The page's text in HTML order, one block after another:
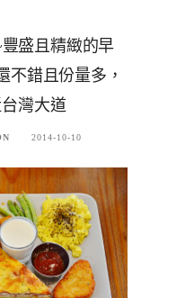
盛且精緻的早
不錯且份量多，
灣大道
2014-10-10